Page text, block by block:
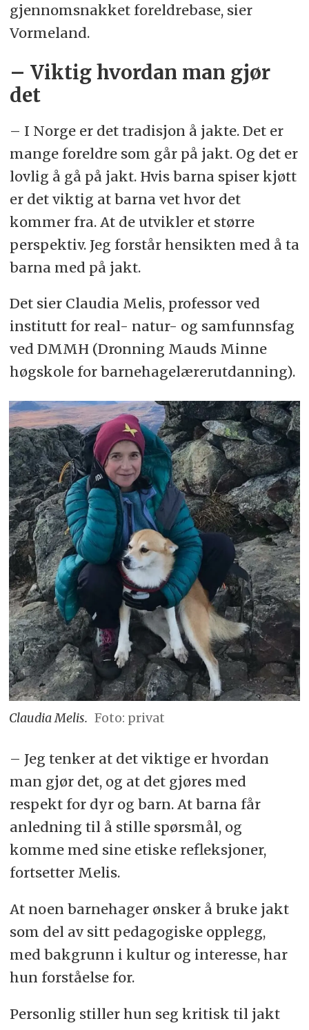
gjennomsnakket foreldrebase, sier
Vormeland.
– Viktig hvordan man gjør
det
– I Norge er det tradisjon å jakte. Det er
mange foreldre som går på jakt. Og det er
lovlig å gå på jakt. Hvis barna spiser kjøtt
er det viktig at barna vet hvor det
kommer fra. At de utvikler et større
perspektiv. Jeg forstår hensikten med å ta
barna med på jakt.
Det sier Claudia Melis, professor ved
institutt for real- natur- og samfunnsfag
ved DMMH (Dronning Mauds Minne
høgskole for barnehagelærerutdanning).
Claudia Melis. Foto: privat
– Jeg tenker at det viktige er hvordan
man gjør det, og at det gjøres med
respekt for dyr og barn. At barna får
anledning til å stille spørsmål, og
komme med sine etiske refleksjoner,
fortsetter Melis.
At noen barnehager ønsker å bruke jakt
som del av sitt pedagogiske opplegg,
med bakgrunn i kultur og interesse, har
hun forståelse for.
Personlig stiller hun seg kritisk til jakt